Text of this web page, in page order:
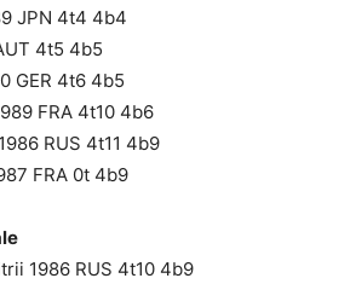
JPN 4t4 4b4
4t5 4b5
GER 4t6 4b5
FRA 4t10 4b6
RUS 4t11 4b9
FRA 0t 4b9
1986 RUS 4t10 4b9